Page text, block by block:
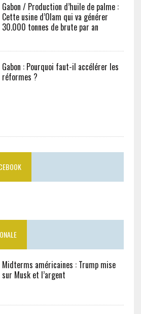
Gabon / Production d’huile de palme :
Cette usine d’Olam qui va générer
30.000 tonnes de brute par an
Gabon : Pourquoi faut-il accélérer les
réformes ?
Midterms américaines : Trump mise
sur Musk et l’argent